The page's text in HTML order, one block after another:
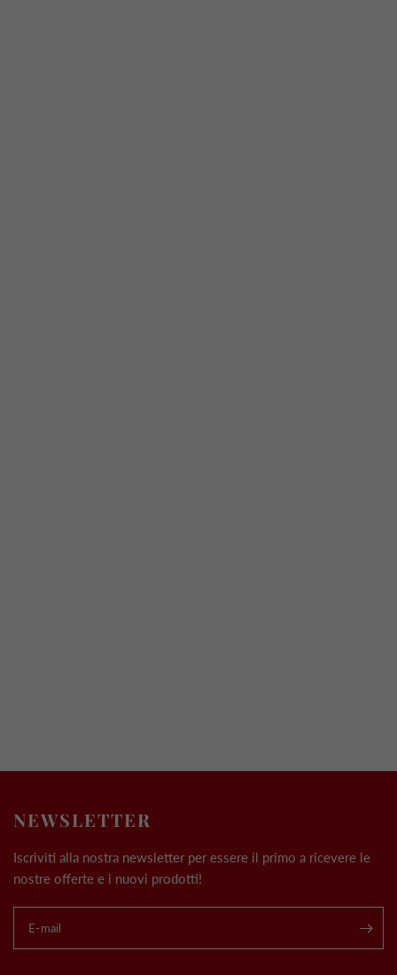
NEWSLETTER
Iscriviti alla nostra newsletter per essere il primo a ricevere le
nostre offerte e i nuovi prodotti!
E-mail